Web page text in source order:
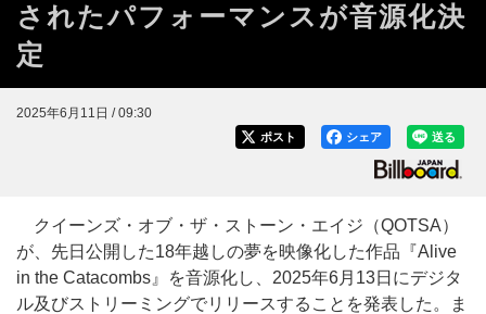
されたパフォーマンスが音源化決
定
2025年6月11日 / 09:30
送る
シェア
ポスト
クイーンズ・オブ・ザ・ストーン・エイジ（QOTSA）
が、先日公開した18年越しの夢を映像化した作品『Alive
in the Catacombs』を音源化し、2025年6月13日にデジタ
ル及びストリーミングでリリースすることを発表した。ま